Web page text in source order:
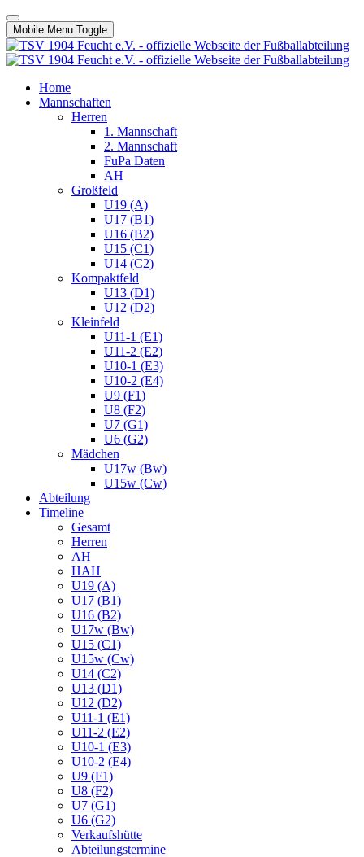
Mobile Menu Toggle
Home
Mannschaften
Herren
1. Mannschaft
2. Mannschaft
FuPa Daten
AH
Großfeld
U19 (A)
U17 (B1)
U16 (B2)
U15 (C1)
U14 (C2)
Kompaktfeld
U13 (D1)
U12 (D2)
Kleinfeld
U11-1 (E1)
U11-2 (E2)
U10-1 (E3)
U10-2 (E4)
U9 (F1)
U8 (F2)
U7 (G1)
U6 (G2)
Mädchen
U17w (Bw)
U15w (Cw)
Abteilung
Timeline
Gesamt
Herren
AH
HAH
U19 (A)
U17 (B1)
U16 (B2)
U17w (Bw)
U15 (C1)
U15w (Cw)
U14 (C2)
U13 (D1)
U12 (D2)
U11-1 (E1)
U11-2 (E2)
U10-1 (E3)
U10-2 (E4)
U9 (F1)
U8 (F2)
U7 (G1)
U6 (G2)
Verkaufshütte
Abteilungstermine